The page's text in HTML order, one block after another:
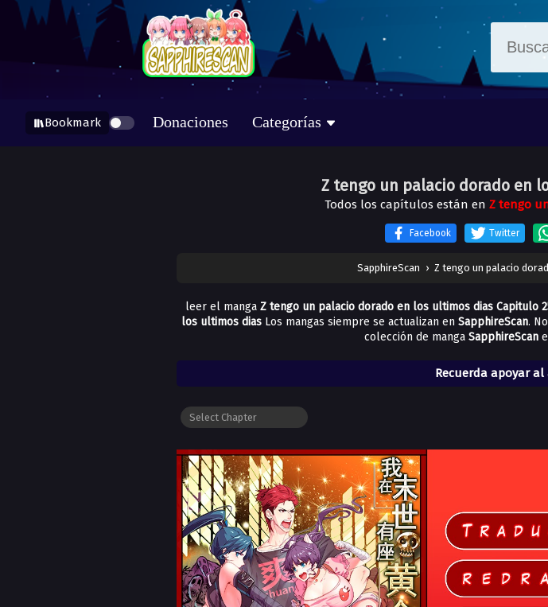
Bookmark Donaciones Categorías
Z tengo un palacio dorado en
Todos los capítulos están en Z tengo
Facebook Twitter
SapphireScan › Z tengo un palacio
leer el manga Z tengo un palacio dorado en los ultimos dias Capitulo
los ultimos dias Los mangas siempre se actualizan en SapphireScan.
colección de manga SapphireScan
Recuerda apoyar